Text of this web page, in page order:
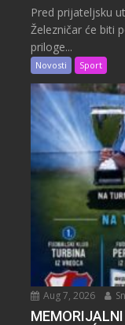
Pred prijateljsku
Železničar će biti
priloge...
Novosti Sport
Aug 7, 2026
MEMORIJALNI